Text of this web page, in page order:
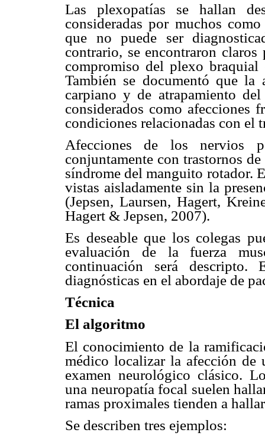
Las plexopatías se hallan
consideradas por muchos
que no puede ser
contrario, se encontraron
compromiso del plexo
También se documentó que
carpiano y de atrapamiento
considerados como afecciones
condiciones relacionadas con el
Afecciones de los nervios
conjuntamente con trastornos
síndrome del manguito rotador.
vistas aisladamente sin la
(Jepsen, Laursen, Hagert,
Hagert & Jepsen, 2007).
Es deseable que los colegas
evaluación de la fuerza
continuación será
diagnósticas en el abordaje de
Técnica
El algoritmo
El conocimiento de la
médico localizar la afección
examen neurológico clásico.
una neuropatía focal suelen
ramas proximales tienden a
Se describen tres ejemplos: